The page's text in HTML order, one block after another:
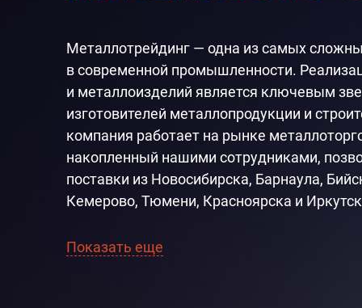
Металлотрейдинг — одна из самых
в современной промышленности.
и металлоизделий является ключевым
изготовителей металлопродукции и
компания работает на рынке
накопленный нашими сотрудниками,
поставки из Новосибирска, Барнаула,
Кемерово, Тюмени, Красноярска и
Показать еще